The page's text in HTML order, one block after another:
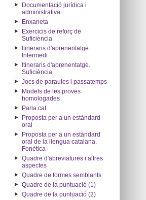
Documentació jurídica i
administrativa
Enxaneta
Exercicis de reforç de
Suficiència
Itineraris d'aprenentatge.
Intermedi
Itineraris d'aprenentatge.
Suficiència
Jocs de paraules i passatemps
Models de les proves
homologades
Parla.cat
Proposta per a un estàndard
oral
Proposta per a un estàndard
oral de la llengua catalana.
Fonètica
Quadre d'abreviatures i altres
aspectes
Quadre de formes semblants
Quadre de la puntuació (1)
Quadre de la puntuació (2)